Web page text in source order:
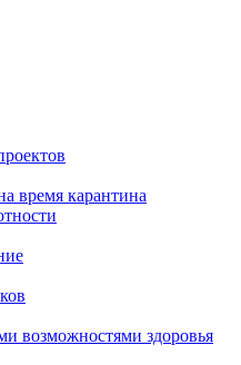
время карантина
возможностями здоровья